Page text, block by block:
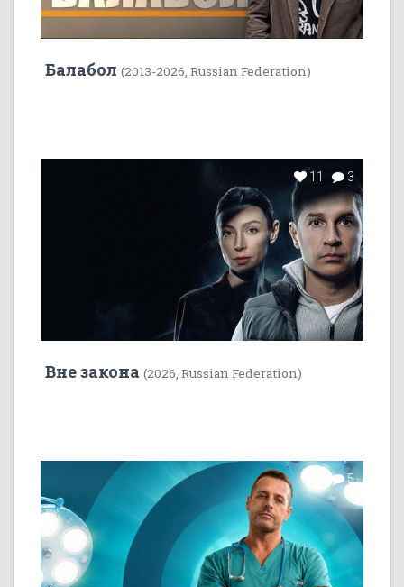
Балабол (2013-2026, Russian Federation)
11 3
Вне закона (2026, Russian Federation)
7 5